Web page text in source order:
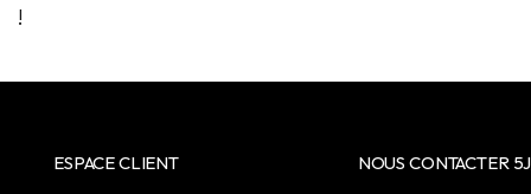
!
ESPACE CLIENT NOUS CONTACTER